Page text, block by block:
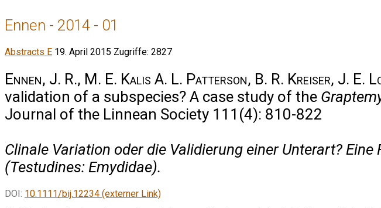
Ennen - 2014 - 01
Abstracts E 19. April 2015 Zugriffe: 2827
Ennen, J. R., M. E. Kalis A. L. Patterson, B. R. Kreiser, J. E.
validation of a subspecies? A case study of the
Journal of the Linnean Society 111(4): 810-822
Clinale Variation oder die Validierung einer Unterart?
(Testudines: Emydidae).
DOI: 10.1111/bij.12234 (externer Link)